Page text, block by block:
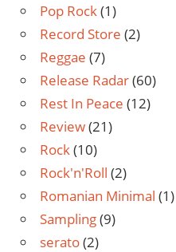
Pop Rock(1)
Record Store (2)
Reggae (7)
Release Radar(60)
Rest In Peace (12)
Review(21)
Rock(10)
Rock'n'Roll (2)
Romanian Minimal (1)
Sampling(9)
serato(2)